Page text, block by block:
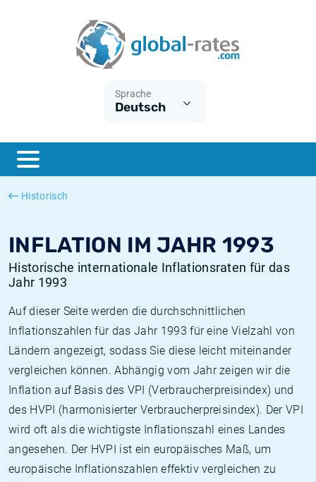
Sprache
Deutsch
Historisch
INFLATION IM JAHR 1993
Historische internationale Inflationsraten für das
Jahr 1993
Auf dieser Seite werden die durchschnittlichen
Inflationszahlen für das Jahr 1993 für eine Vielzahl von
Ländern angezeigt, sodass Sie diese leicht miteinander
vergleichen können. Abhängig vom Jahr zeigen wir die
Inflation auf Basis des VPI (Verbraucherpreisindex) und
des HVPI (harmonisierter Verbraucherpreisindex). Der VPI
wird oft als die wichtigste Inflationszahl eines Landes
angesehen. Der HVPI ist ein europäisches Maß, um
europäische Inflationszahlen effektiv vergleichen zu
ESTER
SONIA
Was ist die VPI-Inflation?
Was ist die HVPI-Inflation?
Deutsche inflation
Europäische inflation
Historische Euribor-Sätze
Historische ESTER-Sätze
Historische SOFR-Sätze
Historische SONIA-Sätze
Inflationsrechner